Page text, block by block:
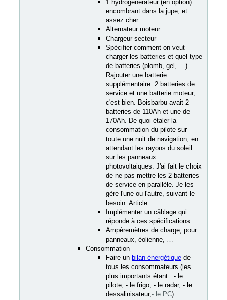
1 hydrogénérateur (en option) :
encombrant dans la jupe, et
assez cher
Alternateur moteur
Chargeur secteur
Spécifier comment on veut
charger les batteries et quel type
de batteries (plomb, gel, …)
Rajouter une batterie
supplémentaire: 2 batteries de
service et une batterie moteur,
c'est bien. Boisbarbu avait 2
batteries de 110Ah et une de
170Ah. De quoi étaler la
consommation du pilote sur
toute une nuit de navigation, en
attendant les rayons du soleil
sur les panneaux
photovoltaiques. J'ai fait le choix
de ne pas mettre les 2 batteries
de service en parallèle. Je les
gère l'une ou l'autre, suivant le
besoin. Article
Implémenter un câblage qui
réponde à ces spécifications
Ampèremètres de charge, pour
panneaux, éolienne, …
Consommation
Faire un bilan énergétique de
tous les consommateurs (les
plus importants étant : - le
pilote, - le frigo, - le radar, - le
dessalinisateur,- le PC)